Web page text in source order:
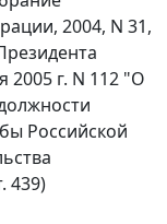
2004, N 31,
2005 г. N 112 "О
Российской
439)